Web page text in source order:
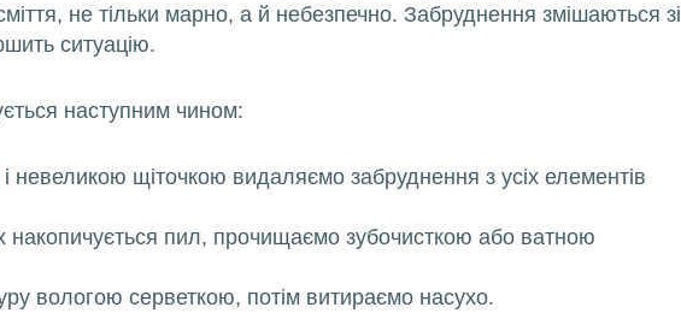
не тільки марно, а й небезпечно. Забруднення змішаються зі
ситуацію.
наступним чином:
невеликою щіточкою видаляємо забруднення з усіх елементів
накопичується пил, прочищаємо зубочисткою або ватною
вологою серветкою, потім витираємо насухо.